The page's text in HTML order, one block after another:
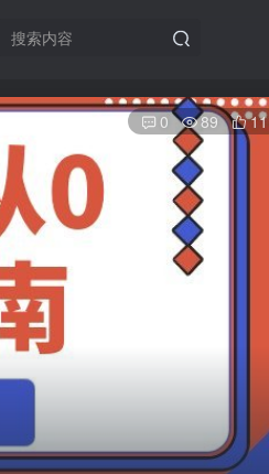
0 89 11